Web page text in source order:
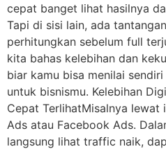
cepat banget lihat hasilnya
Tapi di sisi lain, ada
perhitungkan sebelum full
kita bahas kelebihan dan
biar kamu bisa menilai
untuk bisnismu. Kelebihan
Cepat TerlihatMisalnya
Ads atau Facebook Ads.
langsung lihat traffic naik,